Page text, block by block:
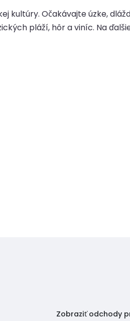
kultúry. Očakávajte úzke,
pláží, hôr a viníc. Na
Zobraziť odchody